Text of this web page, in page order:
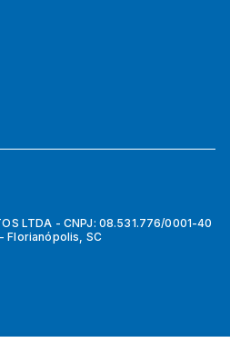
LTDA - CNPJ: 08.531.776/0001-40
Florianópolis, SC